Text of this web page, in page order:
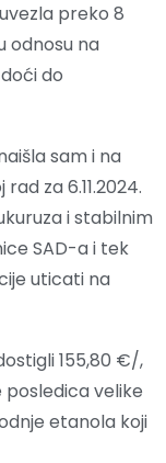
preko 8
odnosu na
do
sam i na
za 6.11.2024.
i stabilnim
SAD-a i tek
uticati na
155,80 €/,
velike
etanola koji